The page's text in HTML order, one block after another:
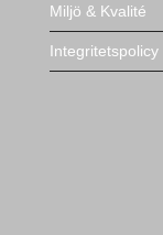
Miljö & Kvalité
Integritetspolicy